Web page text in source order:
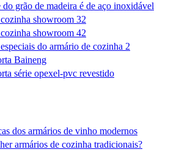
grão de madeira é de aço inoxidável
showroom 32
showroom 42
do armário de cozinha 2
Baineng
série opexel-pvc revestido
dos armários de vinho modernos
armários de cozinha tradicionais?